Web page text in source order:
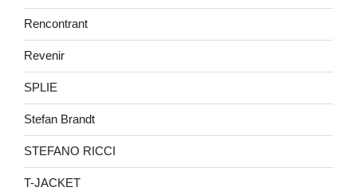
Rencontrant
Revenir
SPLIE
Stefan Brandt
STEFANO RICCI
T-JACKET